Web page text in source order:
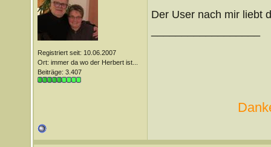
Registriert seit: 10.06.2007
Ort: immer da wo der Herbert ist...
Beiträge: 3.407
Der User nach mir liebt